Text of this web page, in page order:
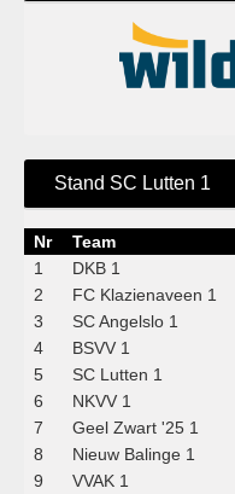
Stand SC Lutten 1
Nr Team
1
DKB 1
2
FC Klazienaveen 1
3
SC Angelslo 1
4
BSVV 1
5
SC Lutten 1
6
NKVV 1
7
Geel Zwart '25 1
8
Nieuw Balinge 1
9
VVAK 1